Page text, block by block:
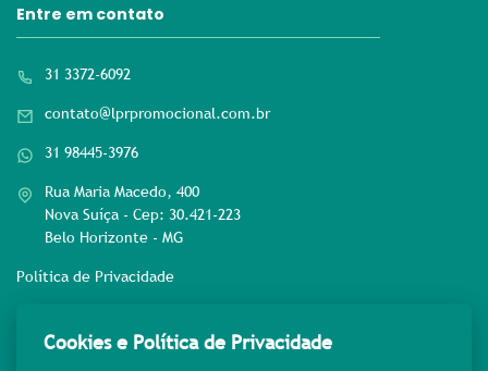
Entre em contato
31 3372-6092
contato@lprpromocional.com.br
31 98445-3976
Rua Maria Macedo, 400
Nova Suíça - Cep: 30.421-223
Belo Horizonte - MG
Política de Privacidade
Rede sociais
Cookies e Política de Privacidade